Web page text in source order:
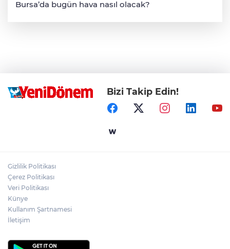
Bursa’da bugün hava nasıl olacak?
Bizi Takip Edin!
Gizlilik Politikası
Çerez Politikası
Veri Politikası
Künye
Kullanım Şartnamesi
İletişim